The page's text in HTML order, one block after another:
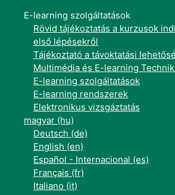
E-learning szolgáltatások
Rövid tájékoztatás a kurzusok
első lépésekről
Tájékoztató a távoktatási
Multimédia és E-learning
E-learning szolgáltatások
E-learning rendszerek
Elektronikus vizsgáztatás
magyar ‎(hu)‎
Deutsch ‎(de)‎
English ‎(en)‎
Español - Internacional ‎(es)‎
Français ‎(fr)‎
Italiano ‎(it)‎